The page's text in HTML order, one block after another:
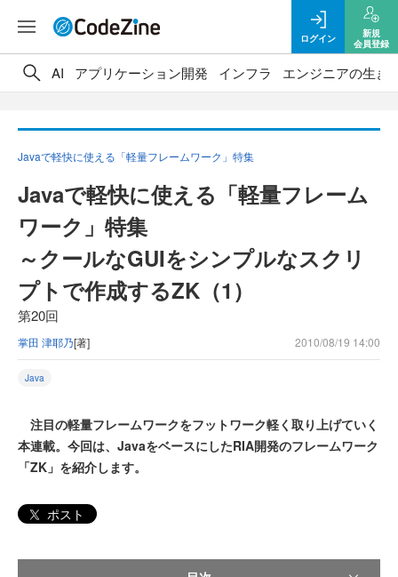
ログイン
新規
会員登録
AI アプリケーション開発 インフラ エンジニアの生き
Javaで軽快に使える「軽量フレームワーク」特集
Javaで軽快に使える「軽量フレーム
ワーク」特集
～クールなGUIをシンプルなスクリ
プトで作成するZK（1）
第20回
掌田 津耶乃[著] 2010/08/19 14:00
Java
注目の軽量フレームワークをフットワーク軽く取り上げていく
本連載。今回は、JavaをベースにしたRIA開発のフレームワーク
「ZK」を紹介します。
ポスト